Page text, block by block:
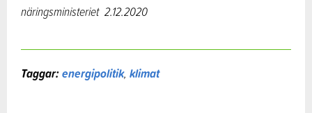
näringsministeriet 2.12.2020
Taggar:energipolitik, klimat